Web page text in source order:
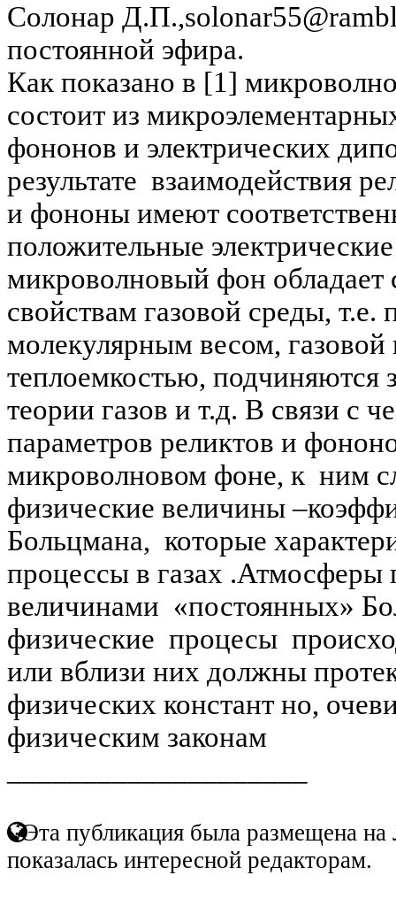
Солонар
постоянной эфира.
Как показано в [1]
состоит из
фононов и электрических
результате взаимодействия
и фононы имеют
положительные
микроволновый фон
свойствам газовой среды, т.е.
молекулярным весом, газовой
теплоемкостью, подчиняются
теории газов и т.д. В связи с
параметров реликтов и
микроволновом фоне, к ним
физические величины
Больцмана, которые
процессы в газах .Атмосферы
величинами «постоянных»
физические процесы
или вблизи них должны
физических констант но,
физическим законам
Эта публикация была размещена на
показалась интересной редакторам.